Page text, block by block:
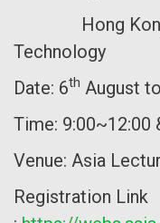
Hong Kong
Technology
Date: 6th August
Time: 9:00~12:00
Venue: Asia
Registration Link